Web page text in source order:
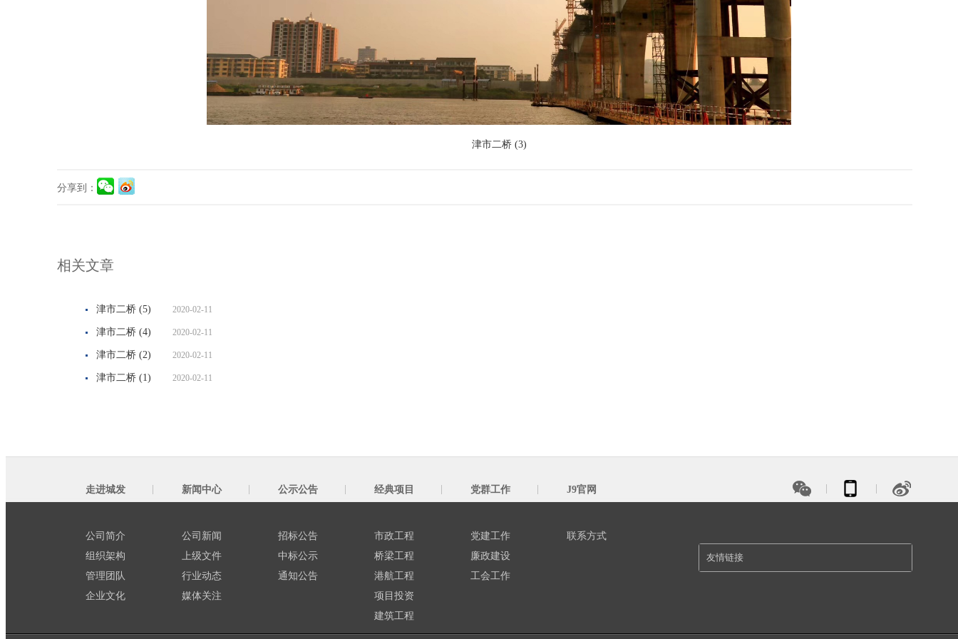
津市二桥 (3)
分享到：
相关文章
津市二桥 (5) 2020-02-11
津市二桥 (4) 2020-02-11
津市二桥 (2) 2020-02-11
津市二桥 (1) 2020-02-11
走进城发
公司简介
组织架构
管理团队
企业文化
新闻中心
公司新闻
上级文件
行业动态
媒体关注
公示公告
招标公告
中标公示
通知公告
经典项目
市政工程
桥梁工程
港航工程
项目投资
建筑工程
党群工作
党建工作
廉政建设
工会工作
J9官网
联系方式